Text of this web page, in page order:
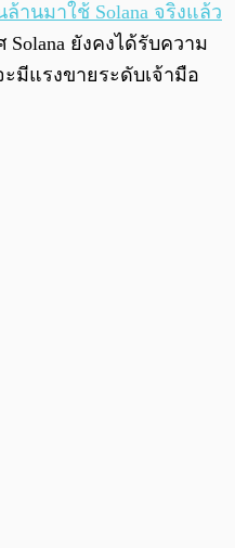
านมาใช้ Solana จริงแล้ว
ยังคงได้รับความ
มีแรงขายระดับเจ้ามือ